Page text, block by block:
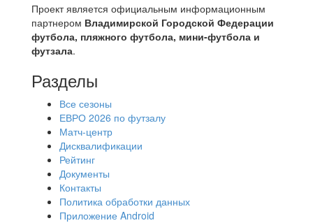
Проект является официальным информационным
партнером Владимирской Городской Федерации
футбола, пляжного футбола, мини-футбола и
футзала.
Разделы
Все сезоны
ЕВРО 2026 по футзалу
Матч-центр
Дисквалификации
Рейтинг
Документы
Контакты
Политика обработки данных
Приложение Android